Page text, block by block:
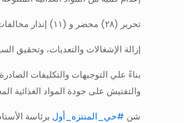
تحرير (٢٨) محضر و (١١) إنذار مخالفات
إزالة الإشغالات والتعديات، وتحقيق
بناءً علي التوجيهات والتكليفات
والتفتيش على جودة المواد الغذائية
شن #حي_المنتزه_أول برئاسة